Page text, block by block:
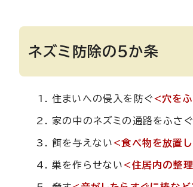
ネズミ防除の5か条
住まいへの侵入を防ぐ<穴を
家の中のネズミの通路をふさぐ
餌を与えない<食べ物を放置
巣を作らせない<住居内の整